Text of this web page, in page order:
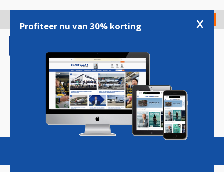
gaan
Check in
Magazine Podcasts Vacatures
Profiteer nu van 30% korting x